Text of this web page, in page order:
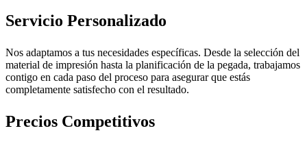
Servicio Personalizado
Nos adaptamos a tus necesidades específicas. Desde la selección del
material de impresión hasta la planificación de la pegada, trabajamos
contigo en cada paso del proceso para asegurar que estás
completamente satisfecho con el resultado.
Precios Competitivos